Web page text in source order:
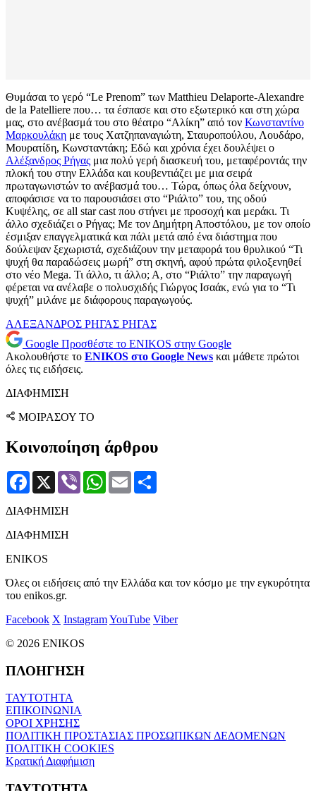
Θυμάσαι το γερό “Le Prenom” των Matthieu Delaporte-Alexandre
de la Patelliere που… τα έσπασε και στο εξωτερικό και στη χώρα
μας, στο ανέβασμά του στο θέατρο “Αλίκη” από τον Κωνσταντίνο
Μαρκουλάκη με τους Χατζηπαναγιώτη, Σταυροπούλου, Λουδάρο,
Μουρατίδη, Κωνσταντάκη; Εδώ και χρόνια έχει δουλέψει ο
Αλέξανδρος Ρήγας μια πολύ γερή διασκευή του, μεταφέροντάς την
πλοκή του στην Ελλάδα και κουβεντιάζει με μια σειρά
πρωταγωνιστών το ανέβασμά του… Τώρα, όπως όλα δείχνουν,
αποφάσισε να το παρουσιάσει στο “Ριάλτο” του, της οδού
Κυψέλης, σε all star cast που στήνει με προσοχή και μεράκι. Τι
άλλο σχεδιάζει ο Ρήγας; Με τον Δημήτρη Αποστόλου, με τον οποίο
έσμιξαν επαγγελματικά και πάλι μετά από ένα διάστημα που
δούλεψαν ξεχωριστά, σχεδιάζουν την μεταφορά του θρυλικού “Τι
ψυχή θα παραδώσεις μωρή” στη σκηνή, αφού πρώτα φιλοξενηθεί
στο νέο Mega. Τι άλλο, τι άλλο; Α, στο “Ριάλτο” την παραγωγή
φέρεται να ανέλαβε ο πολυσχιδής Γιώργος Ισαάκ, ενώ για το “Τι
ψυχή” μιλάνε με διάφορους παραγωγούς.
ΑΛΕΞΑΝΔΡΟΣ ΡΗΓΑΣ ΡΗΓΑΣ
Google Προσθέστε το ENIKOS στην Google
Ακολουθήστε το ENIKOS στο Google News και μάθετε πρώτοι
όλες τις ειδήσεις.
ΔΙΑΦΗΜΙΣΗ
ΜΟΙΡΑΣΟΥ ΤΟ
Κοινοποίηση άρθρου
Facebook
X Viber WhatsApp
Email
ΔΙΑΦΗΜΙΣΗ
ΔΙΑΦΗΜΙΣΗ
ENIKOS
Όλες οι ειδήσεις από την Ελλάδα και τον κόσμο με την εγκυρότητα
του enikos.gr.
Facebook X InstagramYouTube Viber
© 2026 ENIKOS
ΠΛΟΗΓΗΣΗ
ΤΑΥΤΟΤΗΤΑ
ΕΠΙΚΟΙΝΩΝΙΑ
ΟΡΟΙ ΧΡΗΣΗΣ
ΠΟΛΙΤΙΚΗ ΠΡΟΣΤΑΣΙΑΣ ΠΡΟΣΩΠΙΚΩΝ ΔΕΔΟΜΕΝΩΝ
ΠΟΛΙΤΙΚΗ COOKIES
Κρατική Διαφήμιση